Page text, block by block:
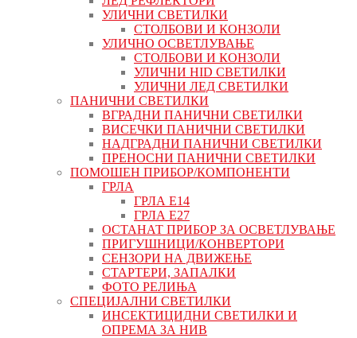
УЛИЧНИ СВЕТИЛКИ
СТОЛБОВИ И КОНЗОЛИ
УЛИЧНО ОСВЕТЛУВАЊЕ
СТОЛБОВИ И КОНЗОЛИ
УЛИЧНИ HID СВЕТИЛКИ
УЛИЧНИ ЛЕД СВЕТИЛКИ
ПАНИЧНИ СВЕТИЛКИ
ВГРАДНИ ПАНИЧНИ СВЕТИЛКИ
ВИСЕЧКИ ПАНИЧНИ СВЕТИЛКИ
НАДГРАДНИ ПАНИЧНИ СВЕТИЛКИ
ПРЕНОСНИ ПАНИЧНИ СВЕТИЛКИ
ПОМОШЕН ПРИБОР/КОМПОНЕНТИ
ГРЛА
ГРЛА Е14
ГРЛА Е27
ОСТАНАТ ПРИБОР ЗА ОСВЕТЛУВАЊЕ
ПРИГУШНИЦИ/КОНВЕРТОРИ
СЕНЗОРИ НА ДВИЖЕЊЕ
СТАРТЕРИ, ЗАПАЛКИ
ФОТО РЕЛИЊА
СПЕЦИЈАЛНИ СВЕТИЛКИ
ИНСЕКТИЦИДНИ СВЕТИЛКИ И
ОПРЕМА ЗА НИВ